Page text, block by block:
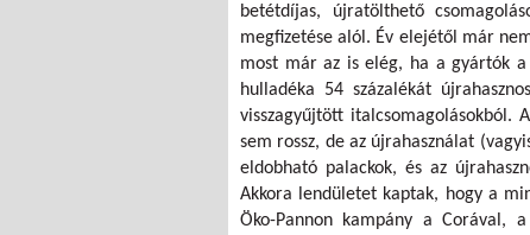
betétdíjas, újratölthető
megfizetése alól. Év elejétől már
most már az is elég, ha a gyártók a
hulladéka 54 százalékát
visszagyűjtött italcsomagolásokból.
sem rossz, de az újrahasználat
eldobható palackok, és az
Akkora lendületet kaptak, hogy a
Öko-Pannon kampány a Corával,